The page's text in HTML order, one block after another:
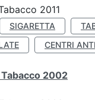
2011
SIGARETTA
CENTRI
2002